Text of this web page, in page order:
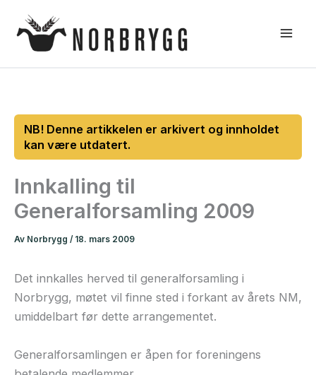
rett
Innkalling til
Generalforsamling 2009
Av Norbrygg / 18. mars 2009
Det innkalles herved til generalforsamling i
Norbrygg, møtet vil finne sted i forkant av årets NM,
umiddelbart før dette arrangementet.
Generalforsamlingen er åpen for foreningens